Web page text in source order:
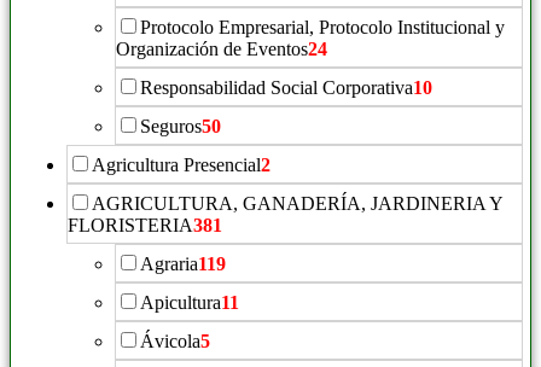
Protocolo Empresarial, Protocolo Institucional y
Organización de Eventos24
Responsabilidad Social Corporativa10
Seguros50
Agricultura Presencial2
AGRICULTURA, GANADERÍA, JARDINERIA Y
FLORISTERIA381
Agraria119
Apicultura11
Ávicola5